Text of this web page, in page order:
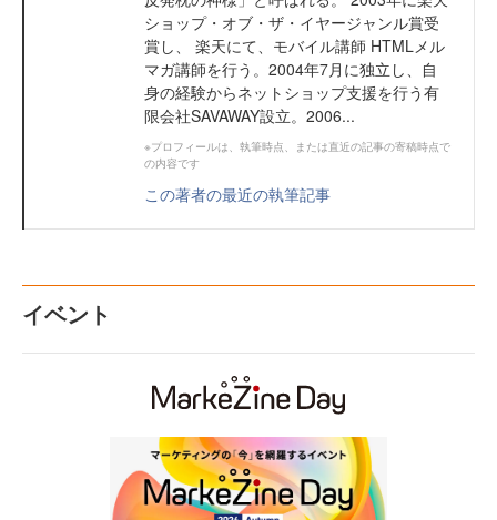
ショップ・オブ・ザ・イヤージャンル賞受
賞し、 楽天にて、モバイル講師 HTMLメル
マガ講師を行う。2004年7月に独立し、自
身の経験からネットショップ支援を行う有
限会社SAVAWAY設立。2006...
※プロフィールは、執筆時点、または直近の記事の寄稿時点で
の内容です
この著者の最近の執筆記事
イベント